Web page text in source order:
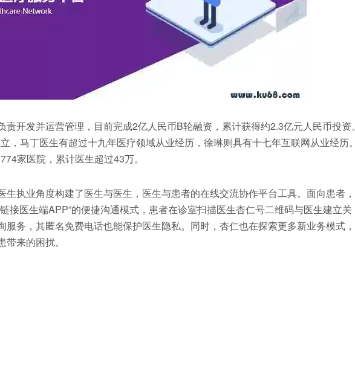
开发并运营管理，目前完成2亿人民币B轮融资，累计获得约2.3亿元人民币投资。
，马丁医生有超过十九年医疗领域从业经历，徐琳则具有十七年互联网从业经历。
家医院，累计医生超过43万。
执业角度构建了医生与医生，医生与患者的在线交流协作平台工具。面向患者，
接医生端APP”的便捷沟通模式，患者在诊室扫描医生杏仁号二维码与医生建立关
务，其匿名免费电话也能保护医生隐私。同时，杏仁也在探索更多新业务模式，
来的困扰。